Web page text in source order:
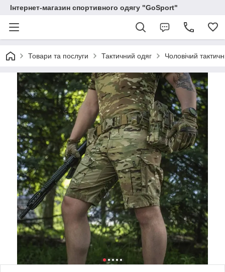
Інтернет-магазин спортивного одягу "GoSport"
Товари та послуги Тактичний одяг Чоловічий